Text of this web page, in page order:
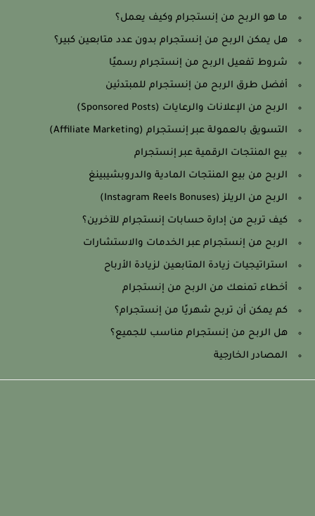
ما هو الربح من إنستجرام وكيف يعمل؟
هل يمكن الربح من إنستجرام بدون عدد متابعين كبير؟
شروط تفعيل الربح من إنستجرام رسميًا
أفضل طرق الربح من إنستجرام للمبتدئين
الربح من الإعلانات والرعايات (Sponsored Posts)
التسويق بالعمولة عبر إنستجرام (Affiliate Marketing)
بيع المنتجات الرقمية عبر إنستجرام
الربح من بيع المنتجات المادية والدروبشيبينغ
الربح من الريلز (Instagram Reels Bonuses)
كيف تربح من إدارة حسابات إنستجرام للآخرين؟
الربح من إنستجرام عبر الخدمات والاستشارات
استراتيجيات زيادة المتابعين لزيادة الأرباح
أخطاء تمنعك من الربح من إنستجرام
كم يمكن أن تربح شهريًا من إنستجرام؟
هل الربح من إنستجرام مناسب للجميع؟
المصادر الخارجية